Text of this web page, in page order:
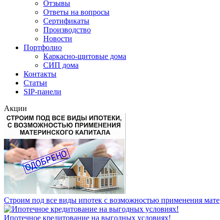
Отзывы
Ответы на вопросы
Сертификаты
Производство
Новости
Портфолио
Каркасно-щитовые дома
СИП дома
Контакты
Статьи
SIP-панели
Акции
Строим под все виды ипотек с возможностью применения
Ипотечное кредитование на выгодных условиях!